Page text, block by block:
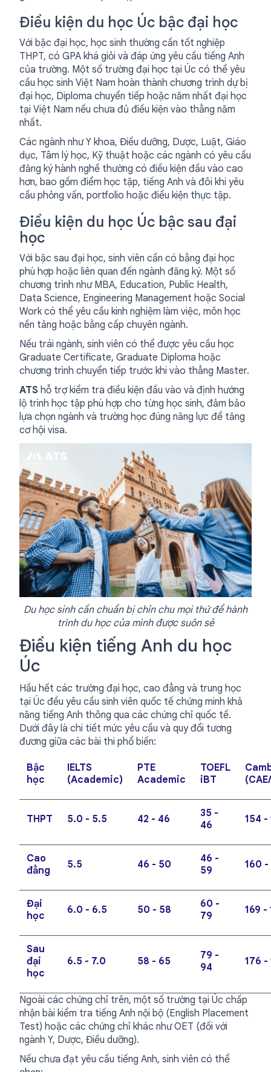
Điều kiện du học Úc bậc đại học
Với bậc đại học, học sinh thường cần tốt nghiệp
THPT, có GPA khá giỏi và đáp ứng yêu cầu tiếng Anh
của trường. Một số trường đại học tại Úc có thể yêu
cầu học sinh Việt Nam hoàn thành chương trình dự bị
đại học, Diploma chuyển tiếp hoặc năm nhất đại học
tại Việt Nam nếu chưa đủ điều kiện vào thẳng năm
nhất.
Các ngành như Y khoa, Điều dưỡng, Dược, Luật, Giáo
dục, Tâm lý học, Kỹ thuật hoặc các ngành có yêu cầu
đăng ký hành nghề thường có điều kiện đầu vào cao
hơn, bao gồm điểm học tập, tiếng Anh và đôi khi yêu
cầu phỏng vấn, portfolio hoặc điều kiện thực tập.
Điều kiện du học Úc bậc sau đại
học
Với bậc sau đại học, sinh viên cần có bằng đại học
phù hợp hoặc liên quan đến ngành đăng ký. Một số
chương trình như MBA, Education, Public Health,
Data Science, Engineering Management hoặc Social
Work có thể yêu cầu kinh nghiệm làm việc, môn học
nền tảng hoặc bằng cấp chuyên ngành.
Nếu trái ngành, sinh viên có thể được yêu cầu học
Graduate Certificate, Graduate Diploma hoặc
chương trình chuyển tiếp trước khi vào thẳng Master.
ATS hỗ trợ kiểm tra điều kiện đầu vào và định hướng
lộ trình học tập phù hợp cho từng học sinh, đảm bảo
lựa chọn ngành và trường học đúng năng lực để tăng
cơ hội visa.
Du học sinh cần chuẩn bị chỉn chu mọi thứ để hành
trình du học của mình được suôn sẻ
Điều kiện tiếng Anh du học
Úc
Hầu hết các trường đại học, cao đẳng và trung học
tại Úc đều yêu cầu sinh viên quốc tế chứng minh khả
năng tiếng Anh thông qua các chứng chỉ quốc tế.
Dưới đây là chi tiết mức yêu cầu và quy đổi tương
đương giữa các bài thi phổ biến:
Bậc
học
IELTS
(Academic)
PTE
Academic
TOEFL
iBT
THPT 5.0 - 5.5 42 - 46
35 -
46
154 -
Cao
đẳng
5.5 46 - 50
46 -
59
160 -
Đại
học
6.0 - 6.5 50 - 58
60 -
79
169 -
Sau
đại
học
6.5 - 7.0 58 - 65
79 -
94
176 -
Ngoài các chứng chỉ trên, một số trường tại Úc chấp
nhận bài kiểm tra tiếng Anh nội bộ (English Placement
Test) hoặc các chứng chỉ khác như OET (đối với
ngành Y, Dược, Điều dưỡng).
Nếu chưa đạt yêu cầu tiếng Anh, sinh viên có thể